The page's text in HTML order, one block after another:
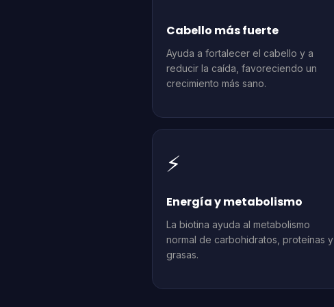
Cabello más fuerte
Ayuda a fortalecer el cabello y a
reducir la caída, favoreciendo un
crecimiento más sano.
⚡
Energía y metabolismo
La biotina ayuda al metabolismo
normal de carbohidratos, proteínas y
grasas.